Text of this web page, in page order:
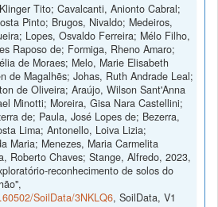
Tito; Cavalcanti, Anionto Cabral;
Pinto; Brugos, Nivaldo; Medeiros,
Lopes, Osvaldo Ferreira; Mélo Filho,
Raposo de; Formiga, Rheno Amaro;
de Moraes; Melo, Marie Elisabeth
de Magalhẽs; Johas, Ruth Andrade Leal;
de Oliveira; Araújo, Wilson Sant'Anna
Minotti; Moreira, Gisa Nara Castellini;
de; Paula, José Lopes de; Bezerra,
Lima; Antonello, Loiva Lizia;
Maria; Menezes, Maria Carmelita
Roberto Chaves; Stange, Alfredo, 2023,
reconhecimento de solos do
SoilData/3NKLQ6, SoilData, V1